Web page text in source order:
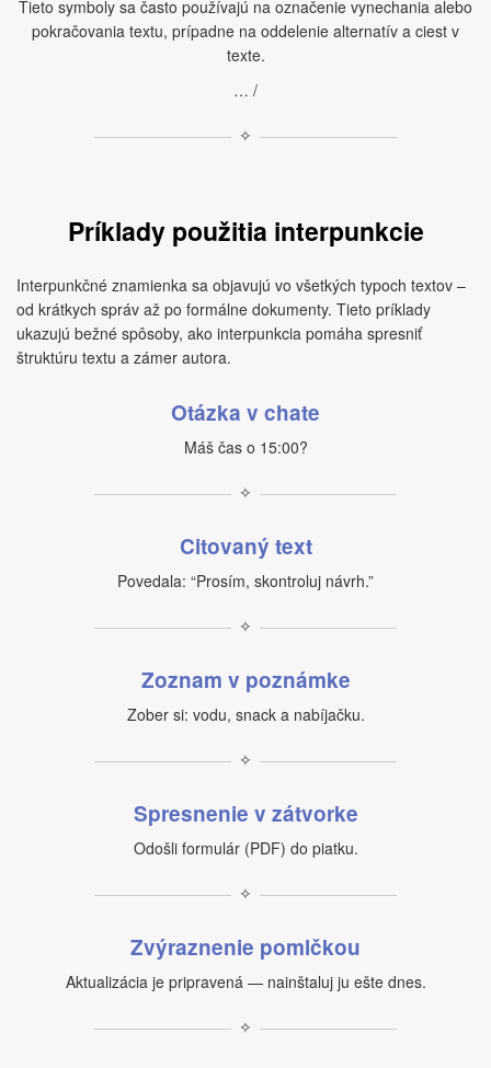
Tieto symboly sa často používajú na označenie vynechania alebo
pokračovania textu, prípadne na oddelenie alternatív a ciest v
texte.
… /
✧
Príklady použitia interpunkcie
Interpunkčné znamienka sa objavujú vo všetkých typoch textov –
od krátkych správ až po formálne dokumenty. Tieto príklady
ukazujú bežné spôsoby, ako interpunkcia pomáha spresniť
štruktúru textu a zámer autora.
Otázka v chate
Máš čas o 15:00?
✧
Citovaný text
Povedala: “Prosím, skontroluj návrh.”
✧
Zoznam v poznámke
Zober si: vodu, snack a nabíjačku.
✧
Spresnenie v zátvorke
Odošli formulár (PDF) do piatku.
✧
Zvýraznenie pomlčkou
Aktualizácia je pripravená — nainštaluj ju ešte dnes.
✧